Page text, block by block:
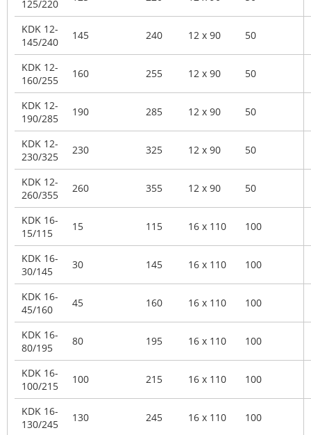
125/220
KDK 12-
145/240
145 240 12 x 90 50
KDK 12-
160/255
160 255 12 x 90 50
KDK 12-
190/285
190 285 12 x 90 50
KDK 12-
230/325
230 325 12 x 90 50
KDK 12-
260/355
260 355 12 x 90 50
KDK 16-
15/115
15 115 16 x 110 100
KDK 16-
30/145
30 145 16 x 110 100
KDK 16-
45/160
45 160 16 x 110 100
KDK 16-
80/195
80 195 16 x 110 100
KDK 16-
100/215
100 215 16 x 110 100
KDK 16-
130/245
130 245 16 x 110 100